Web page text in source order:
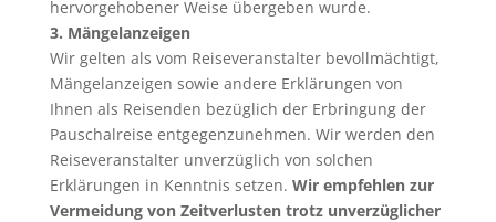
hervorgehobener Weise übergeben wurde.
3. Mängelanzeigen
Wir gelten als vom Reiseveranstalter bevollmächtigt,
Mängelanzeigen sowie andere Erklärungen von
Ihnen als Reisenden bezüglich der Erbringung der
Pauschalreise entgegenzunehmen. Wir werden den
Reiseveranstalter unverzüglich von solchen
Erklärungen in Kenntnis setzen. Wir empfehlen zur
Vermeidung von Zeitverlusten trotz unverzüglicher